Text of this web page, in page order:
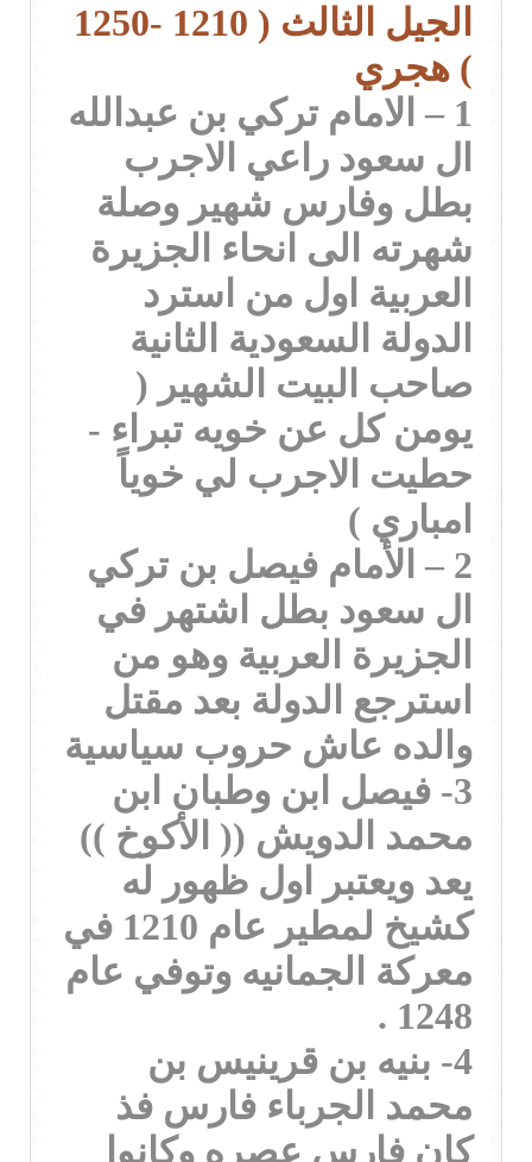
الجيل الثالث ( 1210 -1250
) هجري
1 – الامام تركي بن عبدالله
ال سعود راعي الاجرب
بطل وفارس شهير وصلة
شهرته الى انحاء الجزيرة
العربية اول من استرد
الدولة السعودية الثانية
صاحب البيت الشهير (
يومن كل عن خويه تبراء -
حطيت الاجرب لي خوياً
امباري )
2 – الأمام فيصل بن تركي
ال سعود بطل اشتهر في
الجزيرة العربية وهو من
استرجع الدولة بعد مقتل
والده عاش حروب سياسية
3- فيصل ابن وطبان ابن
محمد الدويش (( الأكوخ ))
يعد ويعتبر اول ظهور له
كشيخ لمطير عام 1210 في
معركة الجمانيه وتوفي عام
1248 .
4- بنيه بن قرينيس بن
محمد الجرباء فارس فذ
كان فارس عصره وكانوا